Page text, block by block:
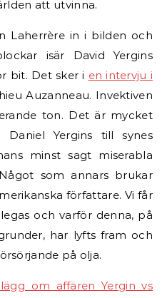
att utvinna.
Laherrère in i bilden och
isär David Yergins
bit. Det sker i en intervju i
Auzanneau. Invektiven
ton. Det är mycket
Yergins till synes
minst sagt miserabla
som annars brukar
författare. Vi får
och varför denna, på
har lyfts fram och
på olja.
om affären Yergin vs